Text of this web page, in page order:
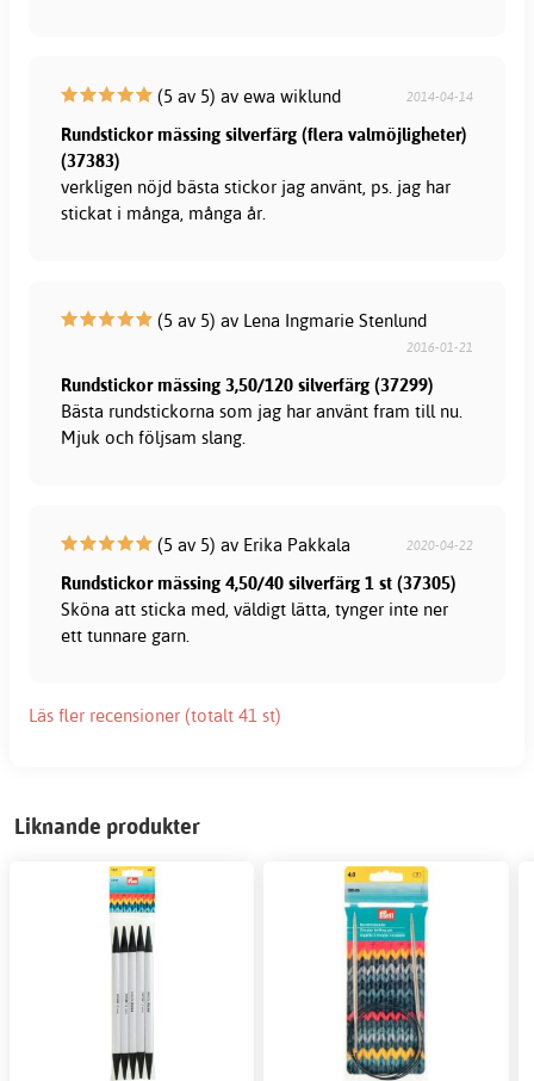
(5 av 5) av ewa wiklund 2014-04-14
Rundstickor mässing silverfärg (flera valmöjligheter)
(37383)
verkligen nöjd bästa stickor jag använt, ps. jag har
stickat i många, många år.
(5 av 5) av Lena Ingmarie Stenlund
2016-01-21
Rundstickor mässing 3,50/120 silverfärg (37299)
Bästa rundstickorna som jag har använt fram till nu.
Mjuk och följsam slang.
(5 av 5) av Erika Pakkala 2020-04-22
Rundstickor mässing 4,50/40 silverfärg 1 st (37305)
Sköna att sticka med, väldigt lätta, tynger inte ner
ett tunnare garn.
Läs fler recensioner (totalt 41 st)
Liknande produkter